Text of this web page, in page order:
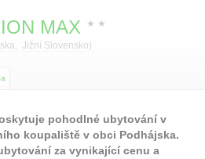
MAX ★ ★
, Jižní Slovensko)
pohodlné ubytování v
koupaliště v obci Podhájska.
za vynikající cenu a